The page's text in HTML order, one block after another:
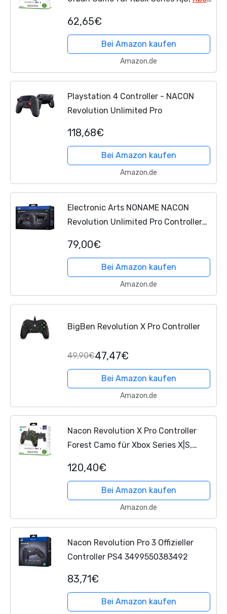
62,65€
Bei Amazon kaufen
Amazon.de
Playstation 4 Controller - NACON
Revolution Unlimited Pro
118,68€
Bei Amazon kaufen
Amazon.de
Electronic Arts NONAME NACON
Revolution Unlimited Pro Controller
79,00€
Bei Amazon kaufen
Amazon.de
BigBen Revolution X Pro Controller
49,90€47,47€
Bei Amazon kaufen
Amazon.de
Nacon Revolution X Pro Controller
Forest Camo für Xbox Series X|S,
120,40€
Bei Amazon kaufen
Amazon.de
Nacon Revolution Pro 3 Offizieller
Controller PS4 3499550383492
83,71€
Bei Amazon kaufen